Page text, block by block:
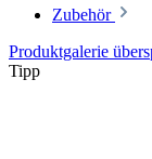
Zubehör
Produktgalerie
Tipp